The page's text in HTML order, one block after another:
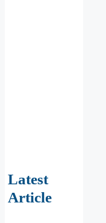
Latest
Article